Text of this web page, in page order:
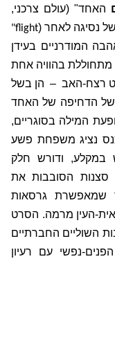
האחד" (עולם צרכני,
של נסיגה לאחר ("flight
המודרניים בעידן
מתחוללת בהוויה אחת
רצח-האב – הן בשל
הדחיפה של האחד
המילה בסוגריים,
נציג משפחת פשע
ודורש חלק
סצנות הסובבות את
שמאפשרת גרסאות
העין מרמה. הסרט
השוליים החברתיים
נפשי עם רעיון